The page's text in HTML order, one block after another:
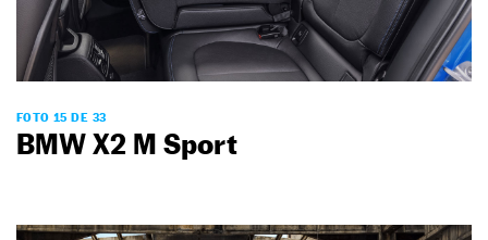
FOTO 15 DE 33
BMW X2 M Sport